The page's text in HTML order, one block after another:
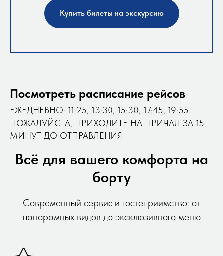
Купить билеты на экскурсию
Посмотреть расписание рейсов
ЕЖЕДНЕВНО: 11:25, 13:30, 15:30, 17:45, 19:55
ПОЖАЛУЙСТА, ПРИХОДИТЕ НА ПРИЧАЛ ЗА 15
МИНУТ ДО ОТПРАВЛЕНИЯ
Всё для вашего комфорта на
борту
Современный сервис и гостеприимство: от
панорамных видов до эксклюзивного меню